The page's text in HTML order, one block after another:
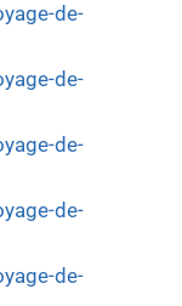
de-
de-
de-
de-
de-